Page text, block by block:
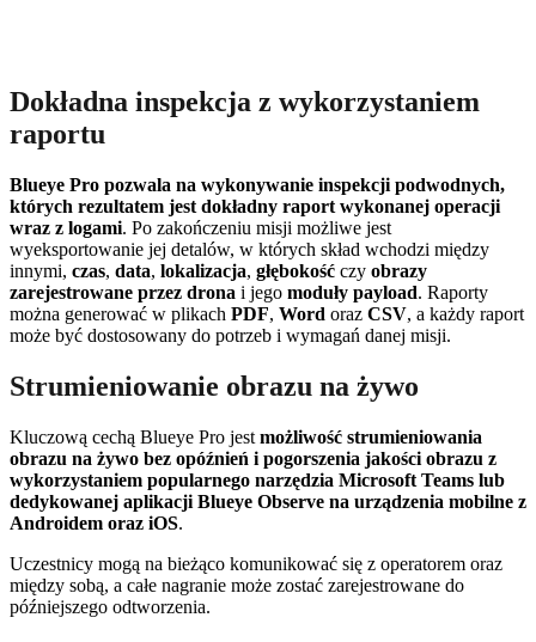
Dokładna inspekcja z wykorzystaniem
raportu
Blueye Pro pozwala na wykonywanie inspekcji podwodnych,
których rezultatem jest dokładny raport wykonanej operacji
wraz z logami. Po zakończeniu misji możliwe jest
wyeksportowanie jej detalów, w których skład wchodzi między
innymi, czas, data, lokalizacja, głębokość czy obrazy
zarejestrowane przez drona i jego moduły payload. Raporty
można generować w plikach PDF, Word oraz CSV, a każdy raport
może być dostosowany do potrzeb i wymagań danej misji.
Strumieniowanie obrazu na żywo
Kluczową cechą Blueye Pro jest możliwość strumieniowania
obrazu na żywo bez opóźnień i pogorszenia jakości obrazu z
wykorzystaniem popularnego narzędzia Microsoft Teams lub
dedykowanej aplikacji Blueye Observe na urządzenia mobilne z
Androidem oraz iOS.
Uczestnicy mogą na bieżąco komunikować się z operatorem oraz
między sobą, a całe nagranie może zostać zarejestrowane do
późniejszego odtworzenia.